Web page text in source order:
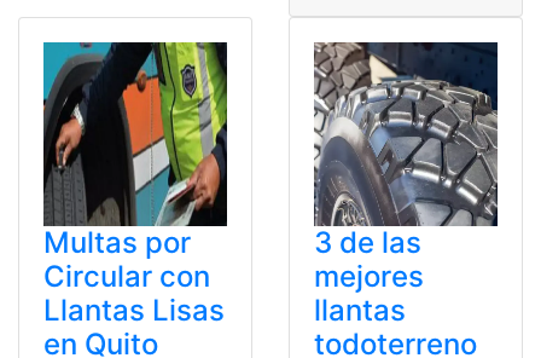
Multas por
Circular con
Llantas Lisas
en Quito
3 de las
mejores
llantas
todoterreno